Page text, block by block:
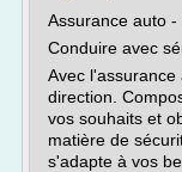
Assurance auto
Conduire avec
Avec l'assurance
direction.
vos souhaits et
matière de
s'adapte à vos